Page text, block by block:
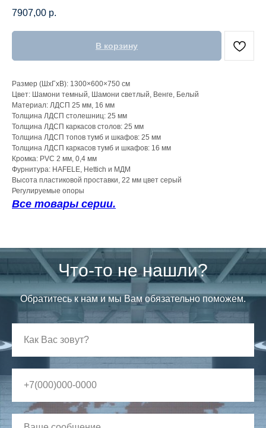
7907,00 р.
В корзину
Размер (ШхГхВ): 1300×600×750 см
Цвет: Шамони темный, Шамони светлый, Венге, Белый
Материал: ЛДСП 25 мм, 16 мм
Толщина ЛДСП столешниц: 25 мм
Толщина ЛДСП каркасов столов: 25 мм
Толщина ЛДСП топов тумб и шкафов: 25 мм
Толщина ЛДСП каркасов тумб и шкафов: 16 мм
Кромка: PVC 2 мм, 0,4 мм
Фурнитура: HAFELE, Hettich и МДМ
Высота пластиковой проставки, 22 мм цвет серый
Регулируемые опоры
Все товары серии.
Что-то не нашли?
Обратитесь к нам и мы Вам обязательно поможем.